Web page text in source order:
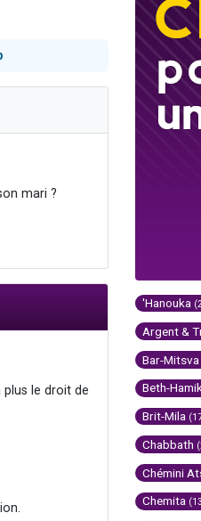
mari ?
plus le droit de
'Hanouka
Argent &
Bar-Mitsva
Beth-
Brit-Mila
Chabbath
Chémini
Chemita